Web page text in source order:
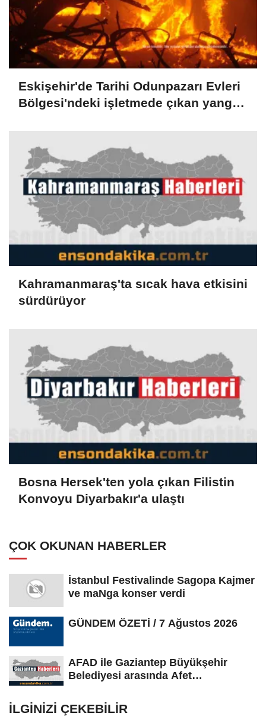
Eskişehir'de Tarihi Odunpazarı Evleri
Bölgesi'ndeki işletmede çıkan yangın
Kahramanmaraş'ta sıcak hava etkisini
sürdürüyor
Bosna Hersek'ten yola çıkan Filistin
Konvoyu Diyarbakır'a ulaştı
ÇOK OKUNAN HABERLER
İstanbul Festivalinde Sagopa Kajmer
ve maNga konser verdi
GÜNDEM ÖZETİ / 7 Ağustos 2026
AFAD ile Gaziantep Büyükşehir
Belediyesi arasında Afet
İLGINIZI ÇEKEBILIR